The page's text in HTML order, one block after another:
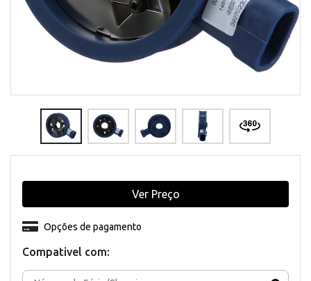
Compativel com:
Opções de pagamento
Ver Preço